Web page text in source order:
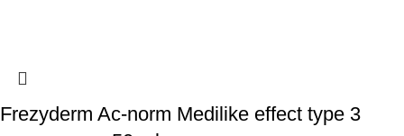
Frezyderm Ac-norm Medilike effect type 3